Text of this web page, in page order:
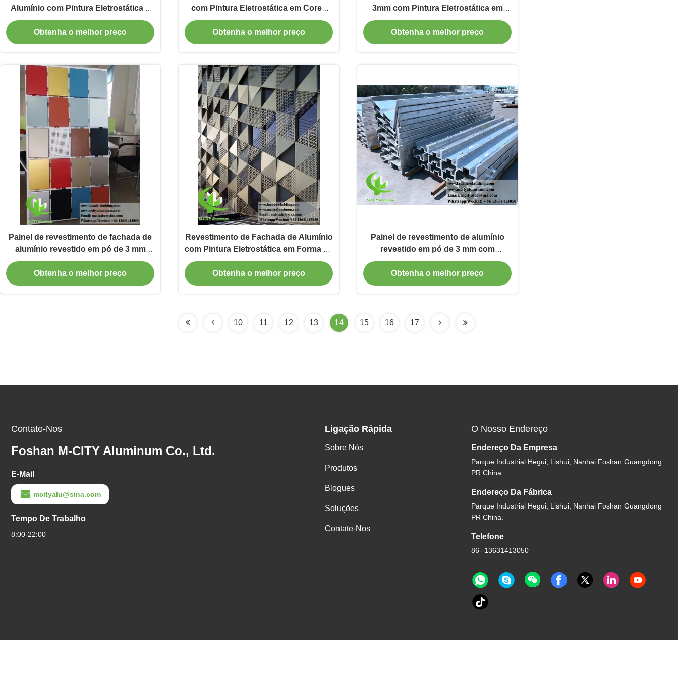
Alumínio com Pintura Eletrostática a
Pó Cortado a Laser com Cores RAL
Personalizáveis para Painel Sólido de
Alumínio Arquitetônico
Obtenha o melhor preço
com Pintura Eletrostática em Cores
RAL Personalizáveis no Tamanho
1000x2000mm para Fachada
Obtenha o melhor preço
3mm com Pintura Eletrostática em
Liga de Alumínio 3003 para Fachada e
Parede Cortina
Obtenha o melhor preço
Painel de revestimento de fachada de
alumínio revestido em pó de 3 mm
com cores RAL personalizáveis para
parede de cortina
Obtenha o melhor preço
Revestimento de Fachada de Alumínio
com Pintura Eletrostática em Forma de
Triângulo 1000x2000mm para Edifícios
Arquitetônicos
Obtenha o melhor preço
Painel de revestimento de alumínio
revestido em pó de 3 mm com
acabamento antirruído para
aplicações de fachada e parede
Obtenha o melhor preço
10 11 12 13 14 15 16 17
Contate-Nos
Foshan M-CITY Aluminum Co., Ltd.
E-Mail
mcityalu@sina.com
Tempo De Trabalho
8:00-22:00
Ligação Rápida
Sobre Nós
Produtos
Blogues
Soluções
Contate-Nos
O Nosso Endereço
Endereço Da Empresa
Parque Industrial Hegui, Lishui, Nanhai Foshan Guangdong
PR China.
Endereço Da Fábrica
Parque Industrial Hegui, Lishui, Nanhai Foshan Guangdong
PR China.
Telefone
86--13631413050